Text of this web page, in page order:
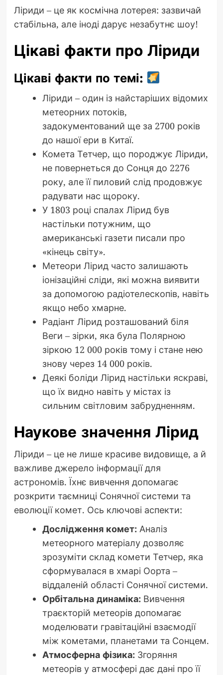
Ліриди – це як космічна лотерея: зазвичай
стабільна, але іноді дарує незабутнє шоу!
Цікаві факти про Ліриди
Цікаві факти по темі:
Ліриди – один із найстаріших відомих
метеорних потоків,
задокументований ще за 2700 років
до нашої ери в Китаї.
Комета Тетчер, що породжує Ліриди,
не повернеться до Сонця до 2276
року, але її пиловий слід продовжує
радувати нас щороку.
У 1803 році спалах Лірид був
настільки потужним, що
американські газети писали про
«кінець світу».
Метеори Лірид часто залишають
іонізаційні сліди, які можна виявити
за допомогою радіотелескопів, навіть
якщо небо хмарне.
Радіант Лірид розташований біля
Веги – зірки, яка була Полярною
зіркою 12 000 років тому і стане нею
знову через 14 000 років.
Деякі боліди Лірид настільки яскраві,
що їх видно навіть у містах із
сильним світловим забрудненням.
Наукове значення Лірид
Ліриди – це не лише красиве видовище, а й
важливе джерело інформації для
астрономів. Їхнє вивчення допомагає
розкрити таємниці Сонячної системи та
еволюції комет. Ось ключові аспекти:
Дослідження комет:Аналіз
метеорного матеріалу дозволяє
зрозуміти склад комети Тетчер, яка
сформувалася в хмарі Оорта –
віддаленій області Сонячної системи.
Орбітальна динаміка:Вивчення
траєкторій метеорів допомагає
моделювати гравітаційні взаємодії
між кометами, планетами та Сонцем.
Атмосферна фізика:Згоряння
метеорів у атмосфері дає дані про її